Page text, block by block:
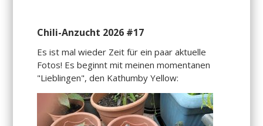
Chili-Anzucht 2026 #17
Es ist mal wieder Zeit für ein paar aktuelle
Fotos! Es beginnt mit meinen momentanen
"Lieblingen", den Kathumby Yellow: